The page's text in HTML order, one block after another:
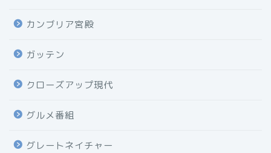
カンブリア宮殿
ガッテン
クローズアップ現代
グルメ番組
グレートネイチャー